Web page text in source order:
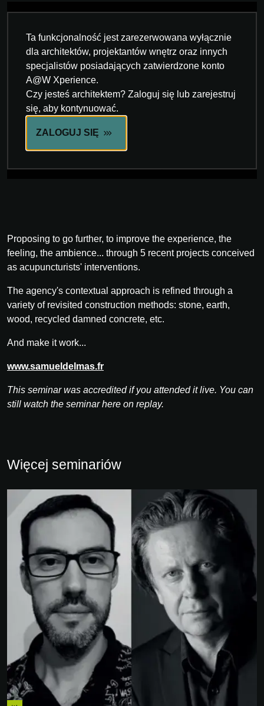
Ta funkcjonalność jest zarezerwowana wyłącznie
dla architektów, projektantów wnętrz oraz innych
specjalistów posiadających zatwierdzone konto
A@W Xperience.
Czy jesteś architektem? Zaloguj się lub zarejestruj
się, aby kontynuować.
ZALOGUJ SIĘ
Proposing to go further, to improve the experience, the
feeling, the ambience... through 5 recent projects conceived
as acupuncturists' interventions.
The agency's contextual approach is refined through a
variety of revisited construction methods: stone, earth,
wood, recycled damned concrete, etc.
And make it work...
www.samueldelmas.fr
This seminar was accredited if you attended it live. You can
still watch the seminar here on replay.
Więcej seminariów